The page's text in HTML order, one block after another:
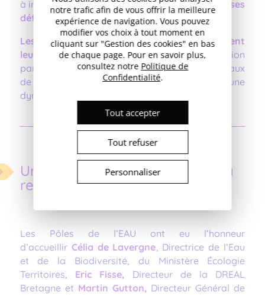
à incarner lasynergie entre le monde de l’eau, ses
défis et l’innovation.
Les pôles Aquanova et Aqua-Valley poursuivent
leurs collaborations et coordinations.L’ambition
partagée est de servir les écosystèmes régionaux
de l’eau et de créer les conditions d’une
dynamique d’innovation pour la filière de l’eau
Une délégation d’exception à la
rencontre de l’innovation
Les Pôles de l’EAU ont eu l’honneur
d’accueillir Célia de Lavergne, Directrice de l’Eau
et de la Biodiversité, du Ministère Écologie
Territoires, Eric Fisse, Directeur de la DREAL
Bretagne et Martin Gutton, Directeur Général de
notre trafic afin de vous offrir la meilleure
expérience de navigation. Vous pouvez
modifier vos choix à tout moment en
cliquant sur "Gestion des cookies" en bas
de chaque page. Pour en savoir plus,
consultez notre Politique de
Confidentialité.
Tout accepter
Tout refuser
Personnaliser